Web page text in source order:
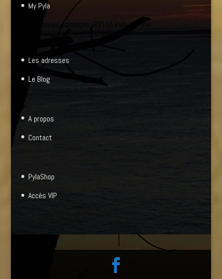
My Pyla
Les bonnes adresses, 33115 Pyla sur mer
Les adresses
Le Blog
A propos
Contact
PylaShop
Accès VIP